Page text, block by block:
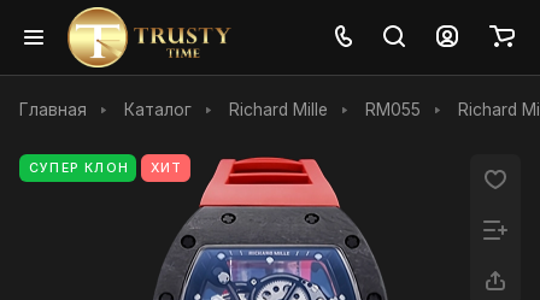
Главная Каталог Richard Mille RM055 Richard
СУПЕР КЛОН ХИТ